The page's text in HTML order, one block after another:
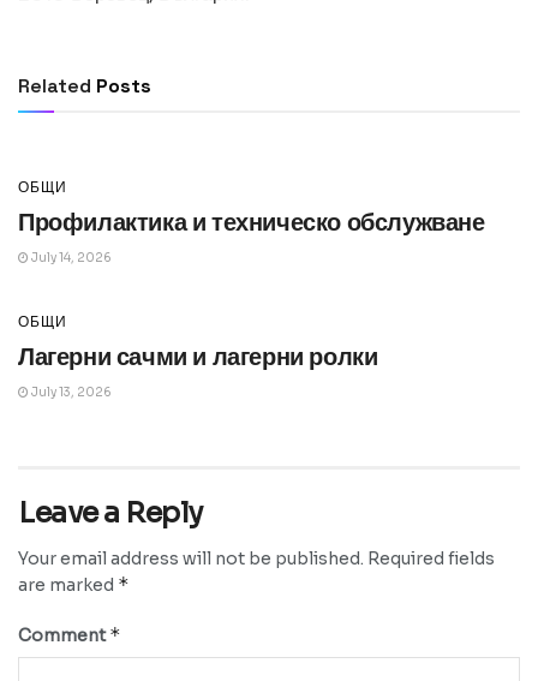
Related Posts
ОБЩИ
Профилактика и техническо обслужване
July 14, 2026
ОБЩИ
Лагерни сачми и лагерни ролки
July 13, 2026
Leave a Reply
Your email address will not be published. Required fields
are marked *
Comment*